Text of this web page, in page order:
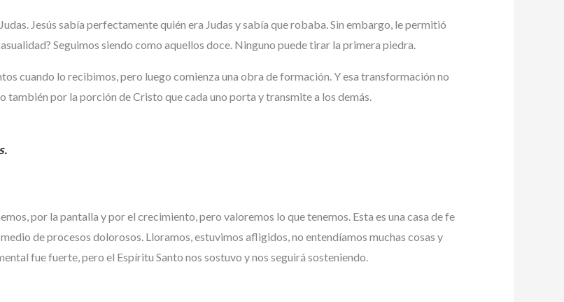
Jesús sabía perfectamente quién era Judas y sabía que robaba. Sin embargo, le permitió
Seguimos siendo como aquellos doce. Ninguno puede tirar la primera piedra.
cuando lo recibimos, pero luego comienza una obra de formación. Y esa transformación no
por la porción de Cristo que cada uno porta y transmite a los demás.
por la pantalla y por el crecimiento, pero valoremos lo que tenemos. Esta es una casa de fe
de procesos dolorosos. Lloramos, estuvimos afligidos, no entendíamos muchas cosas y
fue fuerte, pero el Espíritu Santo nos sostuvo y nos seguirá sosteniendo.